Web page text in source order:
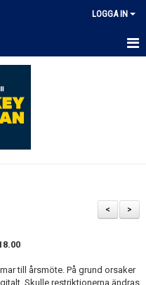
LOGGA IN
>
<
till årsmöte. På grund orsaker
Skulle restriktionerna ändras